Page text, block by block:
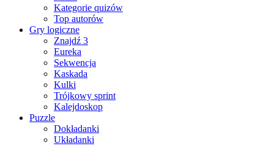
Kategorie quizów
Top autorów
Gry logiczne
Znajdź 3
Eureka
Sekwencja
Kaskada
Kulki
Trójkowy sprint
Kalejdoskop
Puzzle
Dokładanki
Układanki